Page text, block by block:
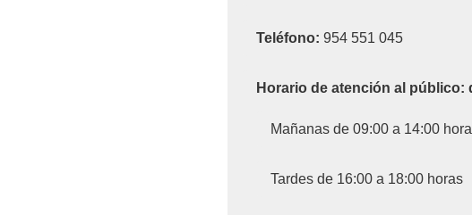
Teléfono: 954 551 045
Horario de atención al público:
Mañanas de 09:00 a 14:00
Tardes de 16:00 a 18:00 horas